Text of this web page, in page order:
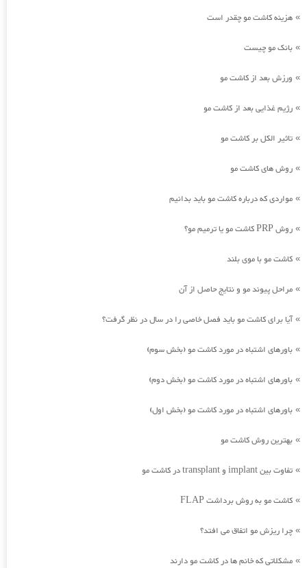
» هزینه کاشت مو چقدر است
» بانک مو چیست
» ورزش بعد از کاشت مو
» رژیم غذایی بعد از کاشت مو
» تاثیر الکل بر کاشت مو
» روش های کاشت مو
» مواردی که درباره کاشت مو باید بدانیم
» روش PRP کاشت مو یا ترمیم مو؟
» کاشت مو با موی بلند
» مراحل پیوند مو و نتایج حاصل از آن
»آیا برای کاشت مو باید فصل خاصی را در سال در نظر گرفت؟
» باورهای اشتباه در مورد کاشت مو (بخش سوم)
» باورهای اشتباه در مورد کاشت مو (بخش دوم)
» باورهای اشتباه در مورد کاشت مو (بخش اول)
» بهترین روش کاشت مو
» تفاوت بین implant و transplant در کاشت مو
» کاشت مو به روش برداشت FLAP
» چرا ریزش مو اتفاق می افتد؟
» مشکلاتی که خانم ها در کاشت مو دارند